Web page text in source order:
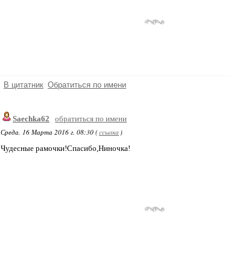
В цитатник Обратиться по имени
Saechka62
обратиться по имени
Среда, 16 Марта 2016 г. 08:30 (ссылка )
Чудесные рамочки!Спасибо,Ниночка!